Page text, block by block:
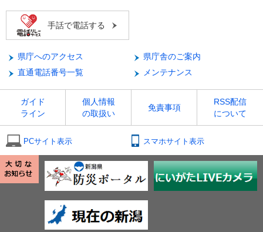
手話で電話する
県庁へのアクセス
県庁舎のご案内
直通電話番号一覧
メンテナンス
ガイド
ライン
個人情報
の取扱い
免責事項
RSS配信
について
PCサイト表示 スマホサイト表示